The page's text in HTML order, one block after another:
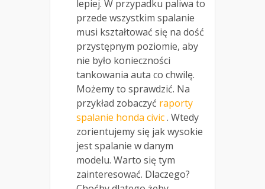
lepiej. W przypadku paliwa to
przede wszystkim spalanie
musi kształtować się na dość
przystępnym poziomie, aby
nie było konieczności
tankowania auta co chwilę.
Możemy to sprawdzić. Na
przykład zobaczyć raporty
spalanie honda civic. Wtedy
zorientujemy się jak wysokie
jest spalanie w danym
modelu. Warto się tym
zainteresować. Dlaczego?